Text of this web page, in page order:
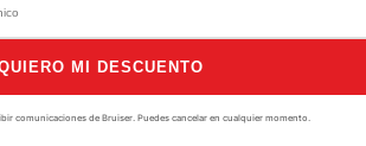
MI DESCUENTO
comunicaciones de Bruiser. Puedes cancelar en cualquier momento.